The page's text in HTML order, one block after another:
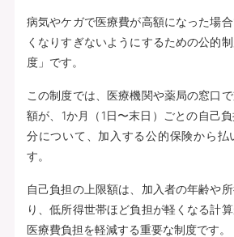
病気やケガで医療費が高額になった場
くなりすぎないようにするための公的
度」です。
この制度では、医療機関や薬局の窓口
額が、1か月（1日〜末日）ごとの自己
分について、加入する公的保険から払
す。
自己負担の上限額は、加入者の年齢や
り、低所得世帯ほど負担が軽くなる計算
医療費負担を軽減する重要な制度です。